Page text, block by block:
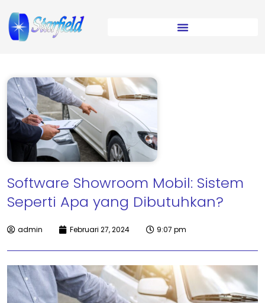
Software Showroom Mobil: Sistem
Seperti Apa yang Dibutuhkan?
admin Februari 27, 2024 9:07 pm